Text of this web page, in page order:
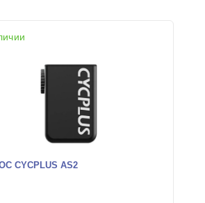
CYCPLUS AS2